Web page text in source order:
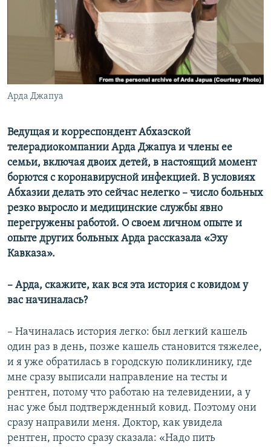
ЧИТАЕМ ПРЕССУ
АРХИВ РАДИОПРОГРАММЫ
Все сайты РСЕ/РС
Арда Джапуа
Ведущая и корреспондент Абхазской
телерадиокомпании Арда Джапуа и члены ее
семьи, включая двоих детей, в настоящий момент
борются с коронавирусной инфекцией. В условиях
Абхазии делать это сейчас нелегко – число больных
резко выросло и медицинские службы явно
перегружены работой. О своем личном опыте и
опыте других больных Арда рассказала «Эху
Кавказа».
– Арда, скажите, как вся эта история с ковидом у
вас начиналась?
– Начиналась история легко: был легкий кашель
один раз в день, позже кашель становится тяжелее,
и я уже обратилась в городскую поликлинику, где
мне сразу выписали направление на тесты и
рентген, потому что работаю на телевидении, а у
нас уже был подтвержденный ковид. Поэтому они
сразу направили меня. Доктор, как увидела
рентген, просто сразу сказала: «Надо пить